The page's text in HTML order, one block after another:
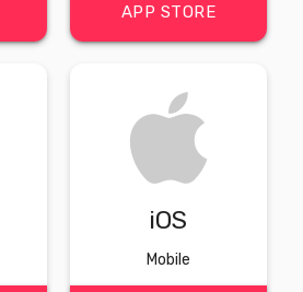
APP STORE
iOS
Mobile